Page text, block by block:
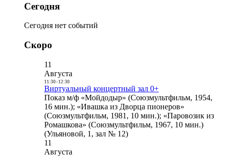
Сегодня
Сегодня нет событий
Скоро
11
Августа
11:30- 12:30
Виртуальный концертный зал 0+
Показ м/ф «Мойдодыр» (Союзмультфильм, 1954,
16 мин.); «Ивашка из Дворца пионеров»
(Союзмультфильм, 1981, 10 мин.); «Паровозик из
Ромашкова» (Союзмультфильм, 1967, 10 мин.)
(Ульяновой, 1, зал № 12)
11
Августа